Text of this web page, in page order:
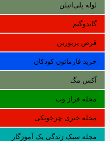
لوله‌ پلی‌اتیلن
گاندوگیم
قرص پریورین
خرید فارماتون کودکان
آکس مگ
مجله فراز وب
مجله خبری چرخونکی
مجله سبک زندگی یک آموزگار